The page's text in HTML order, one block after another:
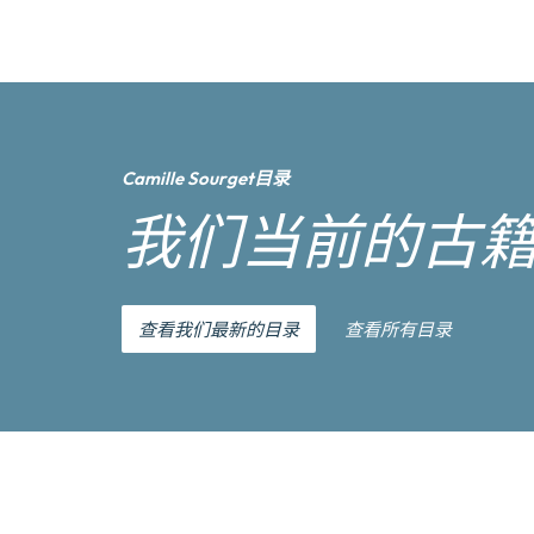
Camille Sourget目录
我们当前的古
查看我们最新的目录 查看所有目录